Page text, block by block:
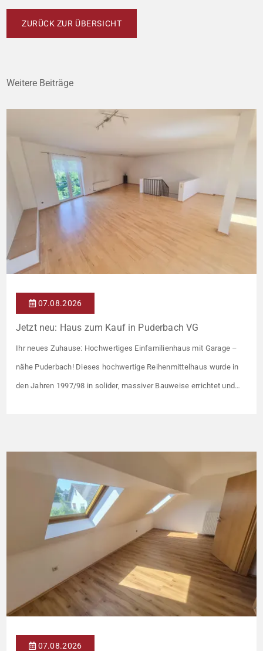
ZURÜCK ZUR ÜBERSICHT
Weitere Beiträge
07.08.2026
Jetzt neu: Haus zum Kauf in Puderbach VG
Ihr neues Zuhause: Hochwertiges Einfamilienhaus mit Garage –
nähe Puderbach! Dieses hochwertige Reihenmittelhaus wurde in
den Jahren 1997/98 in solider, massiver Bauweise errichtet und
Grundstück (keine eigene Grünfläche, aber Terrasse). […]
07.08.2026